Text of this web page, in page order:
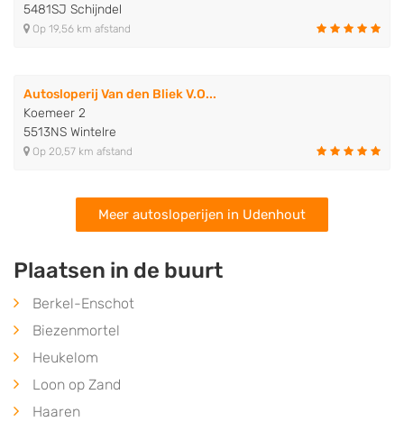
5481SJ Schijndel
Op 19,56 km afstand
Autosloperij Van den Bliek V.O...
Koemeer 2
5513NS Wintelre
Op 20,57 km afstand
Meer autosloperijen in Udenhout
Plaatsen in de buurt
Berkel-Enschot
Biezenmortel
Heukelom
Loon op Zand
Haaren